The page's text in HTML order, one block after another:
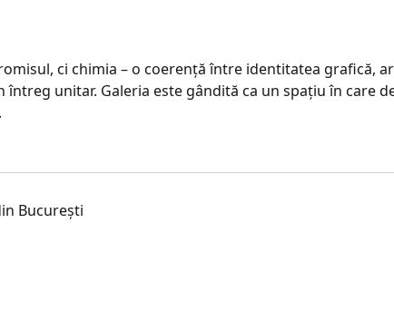
ci chimia – o coerență între identitatea grafică,
unitar. Galeria este gândită ca un spațiu în care
București